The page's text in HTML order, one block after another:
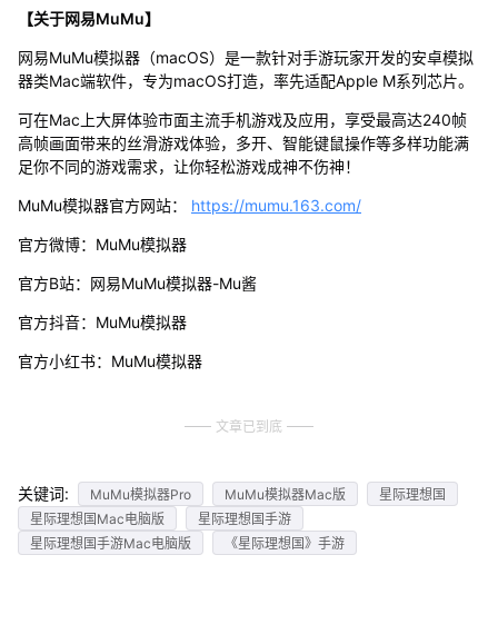
【关于网易MuMu】
网易MuMu模拟器（macOS）是一款针对手游玩家开发的安卓模拟
器类Mac端软件，专为macOS打造，率先适配Apple M系列芯片。
可在Mac上大屏体验市面主流手机游戏及应用，享受最高达240帧
高帧画面带来的丝滑游戏体验，多开、智能键鼠操作等多样功能满
足你不同的游戏需求，让你轻松游戏成神不伤神！
MuMu模拟器官方网站： https://mumu.163.com/
官方微博：MuMu模拟器
官方B站：网易MuMu模拟器-Mu酱
官方抖音：MuMu模拟器
官方小红书：MuMu模拟器
文章已到底
关键词: MuMu模拟器Pro MuMu模拟器Mac版
星际理想国
星际理想国Mac电脑版
星际理想国手游
星际理想国手游Mac电脑版
《星际理想国》手游